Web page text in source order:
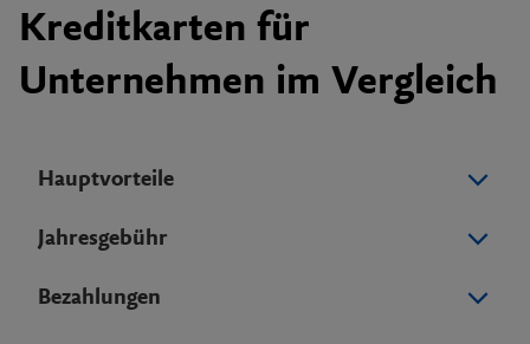
Kreditkarten für
Unternehmen im Vergleich
Hauptvorteile
Jahresgebühr
Bezahlungen